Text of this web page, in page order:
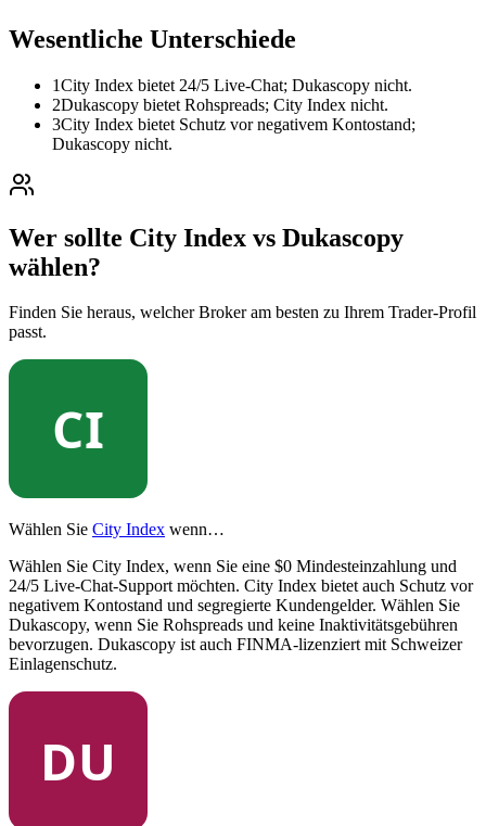
Wesentliche Unterschiede
1City Index bietet 24/5 Live-Chat; Dukascopy nicht.
2Dukascopy bietet Rohspreads; City Index nicht.
3City Index bietet Schutz vor negativem Kontostand;
Dukascopy nicht.
Wer sollte City Index vs Dukascopy
wählen?
Finden Sie heraus, welcher Broker am besten zu Ihrem Trader-Profil
passt.
Wählen Sie City Index wenn…
Wählen Sie City Index, wenn Sie eine $0 Mindesteinzahlung und
24/5 Live-Chat-Support möchten. City Index bietet auch Schutz vor
negativem Kontostand und segregierte Kundengelder. Wählen Sie
Dukascopy, wenn Sie Rohspreads und keine Inaktivitätsgebühren
bevorzugen. Dukascopy ist auch FINMA-lizenziert mit Schweizer
Einlagenschutz.